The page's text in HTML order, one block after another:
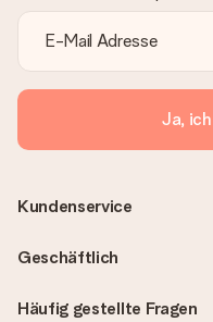
Ja,
Häufig gestellte Fragen
Kundenservice
Geschäftlich